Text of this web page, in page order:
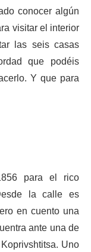
conocer algún
visitar el interior
las seis casas
que podéis
Y que para
para el rico
la calle es
en cuento una
ante una de
Uno